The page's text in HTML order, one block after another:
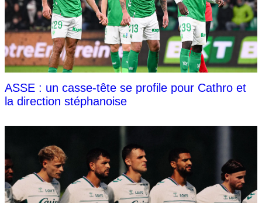
ASSE : un casse-tête se profile pour Cathro et
la direction stéphanoise